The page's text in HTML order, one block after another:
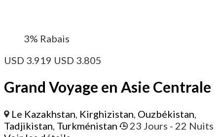
3% Rabais
USD 3.919 USD 3.805
Grand Voyage en Asie Centrale
Le Kazakhstan, Kirghizistan, Ouzbékistan,
Tadjikistan, Turkménistan 23 Jours - 22 Nuits